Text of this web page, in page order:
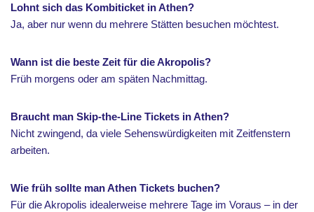
Lohnt sich das Kombiticket in Athen?
Ja, aber nur wenn du mehrere Stätten besuchen möchtest.
Wann ist die beste Zeit für die Akropolis?
Früh morgens oder am späten Nachmittag.
Braucht man Skip-the-Line Tickets in Athen?
Nicht zwingend, da viele Sehenswürdigkeiten mit Zeitfenstern
arbeiten.
Wie früh sollte man Athen Tickets buchen?
Für die Akropolis idealerweise mehrere Tage im Voraus – in der